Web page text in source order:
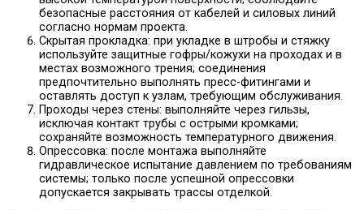
безопасные расстояния от кабелей и силовых линий
согласно нормам проекта.
Скрытая прокладка: при укладке в штробы и стяжку
используйте защитные гофры/кожухи на проходах и в
местах возможного трения; соединения
предпочтительно выполнять пресс-фитингами и
оставлять доступ к узлам, требующим обслуживания.
Проходы через стены: выполняйте через гильзы,
исключая контакт трубы с острыми кромками;
сохраняйте возможность температурного движения.
Опрессовка: после монтажа выполняйте
гидравлическое испытание давлением по требованиям
системы; только после успешной опрессовки
допускается закрывать трассы отделкой.